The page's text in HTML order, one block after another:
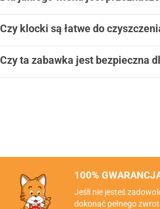
Czy klocki są łatwe do
Czy ta zabawka jest bezpieczna
100%
Jeśli nie jesteś
dokonać pełnego